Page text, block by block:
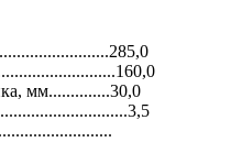
мм..............30,0